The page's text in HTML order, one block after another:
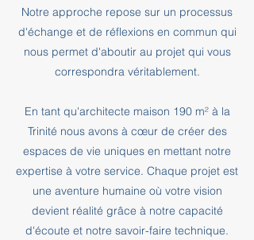
Notre approche repose sur un processus
d'échange et de réflexions en commun qui
nous permet d'aboutir au projet qui vous
correspondra véritablement.
En tant qu'architecte maison 190 m² à la
Trinité nous avons à cœur de créer des
espaces de vie uniques en mettant notre
expertise à votre service. Chaque projet est
une aventure humaine où votre vision
devient réalité grâce à notre capacité
d'écoute et notre savoir-faire technique.